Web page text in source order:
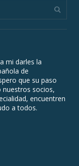
mi darles la
de
que su paso
nuestros socios,
encuentren
a todos.